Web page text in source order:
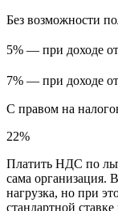
Без возможности
5% — при доходе
7% — при доходе
С правом на
22%
Платить НДС по
сама организация.
нагрузка, но при
стандартной